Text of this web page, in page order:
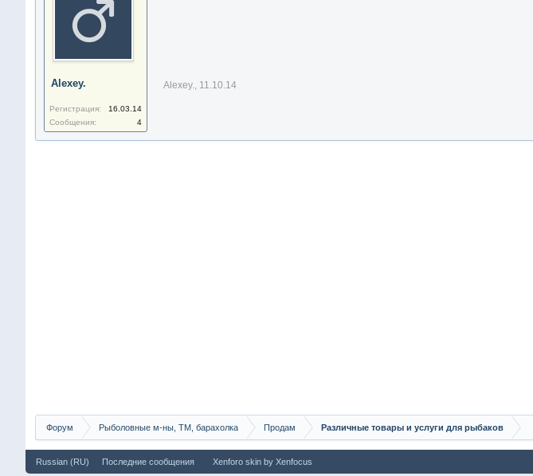
Alexey.
Регистрация:
16.03.14
Сообщения:
4
Alexey., 11.10.14
Форум Рыболовные м-ны, ТМ, барахолка Продам Различные товары и услуги для рыбаков
Russian (RU) Последние сообщения Xenforo skinby Xenfocus